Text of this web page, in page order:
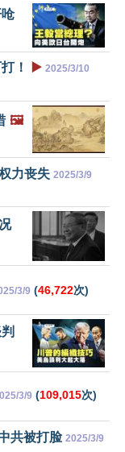
！ ▶️ 2025/3/10
🖼️
力丧失 2025/3/9
3/9 (46,722次)
3/9 (109,015次)
共被打脸 2025/3/9